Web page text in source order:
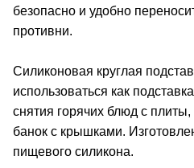
безопасно и удобно
противни.
Силиконовая круглая
использоваться как
снятия горячих блюд с
банок с крышками.
пищевого силикона.